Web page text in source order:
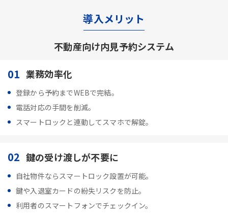
導入メリット
不動産向け内見予約システム
01 業務効率化
登録から予約までWEBで完結。
電話対応の手間を削減。
スマートロックと連動してスマホで解錠。
02 鍵の受け渡しが不要に
自社物件ならスマートロック設置が可能。
鍵や入退室カードの紛失リスクを防止。
利用者のスマートフォンでチェックイン。